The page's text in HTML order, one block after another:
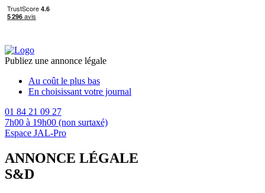
Publiez une annonce légale
Au coût le plus bas
En choisissant votre journal
01 84 21 09 27
7h00 à 19h00 (non surtaxé)
Espace JAL-Pro
ANNONCE LÉGALE
S&D